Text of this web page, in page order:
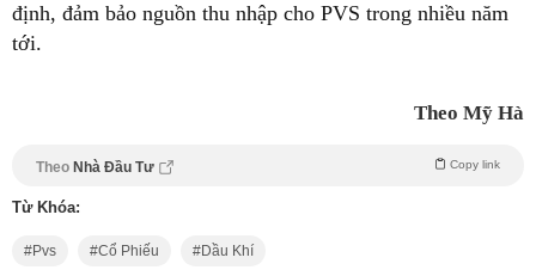
định, đảm bảo nguồn thu nhập cho PVS trong nhiều năm
tới.
Theo Mỹ Hà
Theo Nhà Đầu Tư Copy link
Từ Khóa:
Pvs Cổ Phiếu Dầu Khí